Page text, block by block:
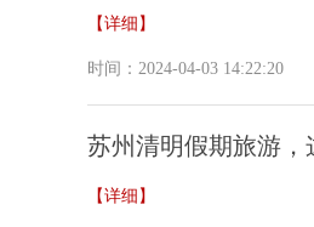
【详细】
时间：2024-04-03 14:22:20
苏州清明假期旅游，
【详细】